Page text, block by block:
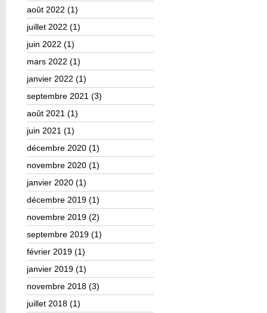
août 2022 (1)
juillet 2022 (1)
juin 2022 (1)
mars 2022 (1)
janvier 2022 (1)
septembre 2021 (3)
août 2021 (1)
juin 2021 (1)
décembre 2020 (1)
novembre 2020 (1)
janvier 2020 (1)
décembre 2019 (1)
novembre 2019 (2)
septembre 2019 (1)
février 2019 (1)
janvier 2019 (1)
novembre 2018 (3)
juillet 2018 (1)